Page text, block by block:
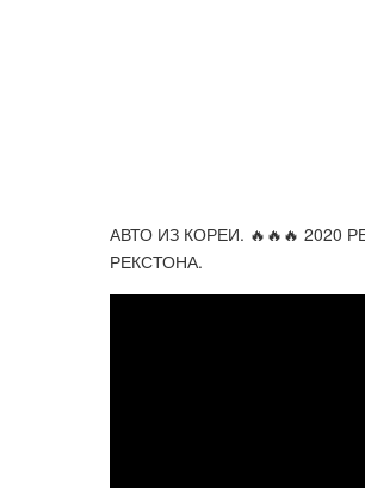
АВТО ИЗ КОРЕИ. 🔥🔥🔥 2020
РЕКСТОНА.